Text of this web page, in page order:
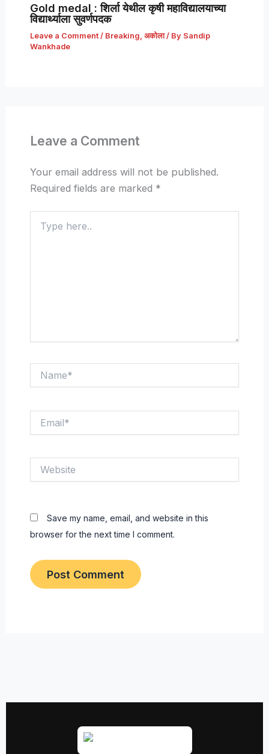
Gold medal : शिर्ला येथील कृषी महाविद्यालयाच्या
विद्यार्थ्याला सुवर्णपदक
Leave a Comment / Breaking अकोला/ By Sandip
Wankhade
Leave a Comment
Your email address will not be published.
Required fields are marked *
here..
Save my name, email, and website in this
browser for the next time I comment.